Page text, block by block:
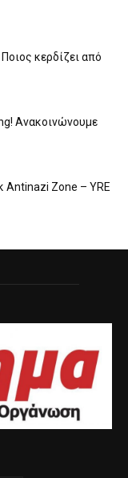
κερδίζει από
Ανακοινώνουμε
Antinazi Zone – YRE